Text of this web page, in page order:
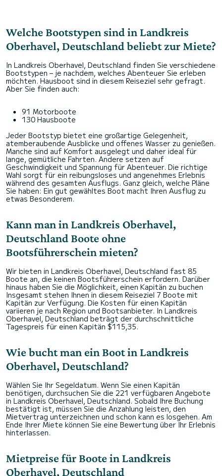
Welche Bootstypen sind in Landkreis
Oberhavel, Deutschland beliebt zur Miete?
In Landkreis Oberhavel, Deutschland finden Sie verschiedene
Bootstypen – je nachdem, welches Abenteuer Sie erleben
möchten. Hausboot sind in diesem Reiseziel sehr gefragt.
Aber Sie finden auch:
91 Motorboote
130 Hausboote
Jeder Bootstyp bietet eine großartige Gelegenheit,
atemberaubende Ausblicke und offenes Wasser zu genießen.
Manche sind auf Komfort ausgelegt und daher ideal für
lange, gemütliche Fahrten. Andere setzen auf
Geschwindigkeit und Spannung für Abenteuer. Die richtige
Wahl sorgt für ein reibungsloses und angenehmes Erlebnis
während des gesamten Ausflugs. Ganz gleich, welche Pläne
Sie haben: Ein gut gewähltes Boot macht Ihren Ausflug zu
etwas Besonderem.
Kann man in Landkreis Oberhavel,
Deutschland Boote ohne
Bootsführerschein mieten?
Wir bieten in Landkreis Oberhavel, Deutschland fast 85
Boote an, die keinen Bootsführerschein erfordern. Darüber
hinaus haben Sie die Möglichkeit, einen Kapitän zu buchen
Insgesamt stehen Ihnen in diesem Reiseziel 7 Boote mit
Kapitän zur Verfügung. Die Kosten für einen Kapitän
variieren je nach Region und Bootsanbieter. In Landkreis
Oberhavel, Deutschland beträgt der durchschnittliche
Tagespreis für einen Kapitän $115,35.
Wie bucht man ein Boot in Landkreis
Oberhavel, Deutschland?
Wählen Sie Ihr Segeldatum. Wenn Sie einen Kapitän
benötigen, durchsuchen Sie die 221 verfügbaren Angebote
in Landkreis Oberhavel, Deutschland. Sobald Ihre Buchung
bestätigt ist, müssen Sie die Anzahlung leisten, den
Mietvertrag unterzeichnen und schon kann es losgehen. Am
Ende Ihrer Miete können Sie eine Bewertung über Ihr Erlebnis
hinterlassen.
Mietpreise für Boote in Landkreis
Oberhavel, Deutschland